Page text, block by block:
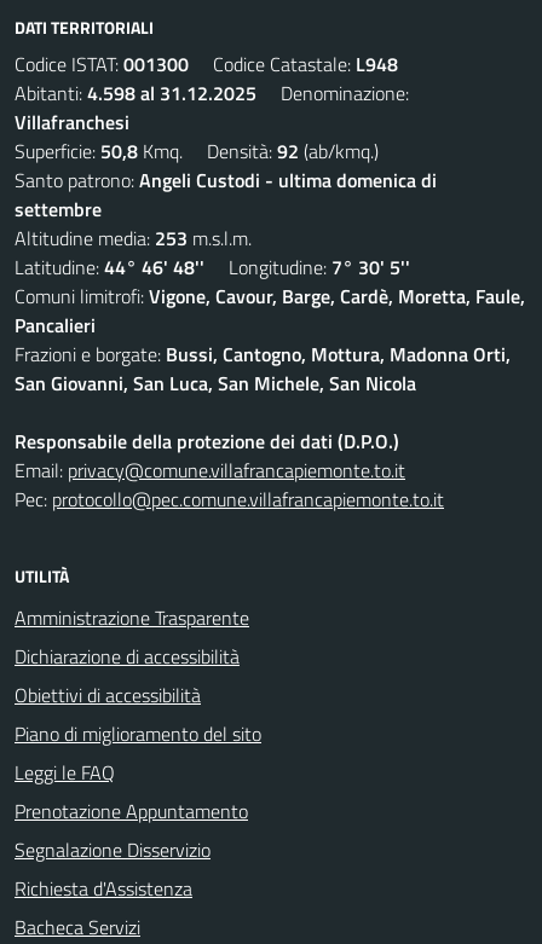
DATI TERRITORIALI
Codice ISTAT:001300 Codice Catastale: L948
Abitanti:4.598 al 31.12.2025 Denominazione:
Villafranchesi
Superficie: 50,8 Kmq. Densità:92 (ab/kmq.)
Santo patrono:Angeli Custodi - ultima domenica di
settembre
Altitudine media: 253 m.s.l.m.
Latitudine:44° 46' 48'' Longitudine: 7° 30' 5''
Comuni limitrofi:Vigone, Cavour, Barge, Cardè, Moretta, Faule,
Pancalieri
Frazioni e borgate: Bussi, Cantogno, Mottura, Madonna Orti,
San Giovanni, San Luca, San Michele, San Nicola
Responsabile della protezione dei dati (D.P.O.)
Email: privacy@comune.villafrancapiemonte.to.it
Pec: protocollo@pec.comune.villafrancapiemonte.to.it
UTILITÀ
Amministrazione Trasparente
Dichiarazione di accessibilità
Obiettivi di accessibilità
Piano di miglioramento del sito
Leggi le FAQ
Prenotazione Appuntamento
Segnalazione Disservizio
Richiesta d'Assistenza
Bacheca Servizi